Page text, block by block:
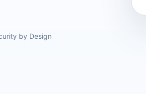
by Design